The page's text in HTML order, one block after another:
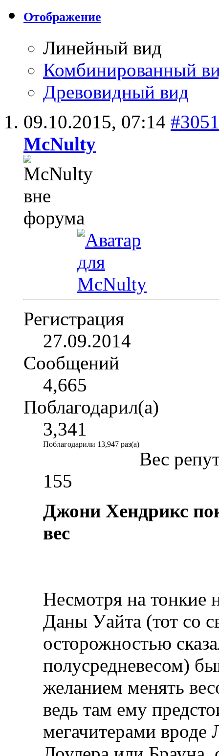
Отображение
Линейный вид
Комбинированный
Древовидный вид
09.10.2015, 07:14 #3051
McNulty
Регистрация
27.09.2014
Сообщений
4,665
Поблагодарил(а)
3,341
Поблагодарили 13,947 раз(а)
Вес
155
Джони Хендрикс
вес
Несмотря на тонкие
Даны Уайта (тот со
осторожностью
полусредневесом)
желанием менять
ведь там ему
мегачитерами вроде